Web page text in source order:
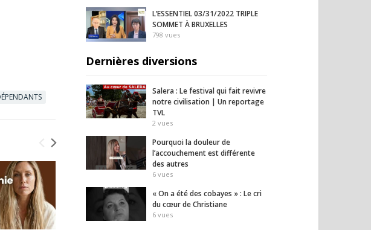
L’ESSENTIEL 03/31/2022 TRIPLE
SOMMET À BRUXELLES
798 vues
Dernières diversions
Salera : Le festival qui fait revivre
notre civilisation | Un reportage
TVL
2 vues
Pourquoi la douleur de
l’accouchement est différente
des autres
6 vues
« On a été des cobayes » : Le cri
du cœur de Christiane
6 vues